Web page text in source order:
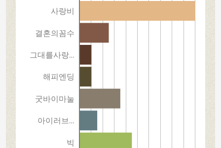
사랑비
결혼의꼼수
그대를사랑…
해피엔딩
굿바이마눌
아이러브…
빅